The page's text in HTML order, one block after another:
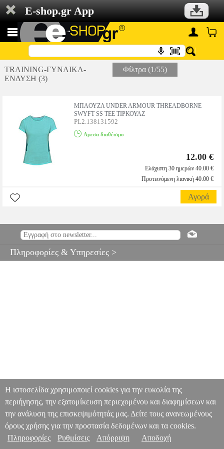
E-shop.gr App
TRAINING-ΓΥΝΑΙΚΑ-
ΕΝΔΥΣΗ (3)
Φίλτρα (1/55)
ΜΠΛΟΥΖΑ UNDER ARMOUR THREADBORNE
SWYFT SS TEE ΤΙΡΚΟΥΑΖ
PL2.138131592
Αμεσα διαθέσιμο
12.00 €
Ελάχιστη 30 ημερών 40.00 €
Προτεινόμενη λιανική 40.00 €
Αγορά
Πληροφορίες & Υπηρεσίες >
Η ιστοσελίδα χρησιμοποιεί cookies για την ευκολία της
περιήγησης, την εξατομίκευση περιεχομένου και διαφημίσεων και
την ανάλυση της επισκεψιμότητάς μας. Δείτε τους ανανεωμένους
όρους χρήσης για την προστασία δεδομένων και τα cookies.
Πληροφορίες
Ρυθμίσεις Απόρριψη Αποδοχή